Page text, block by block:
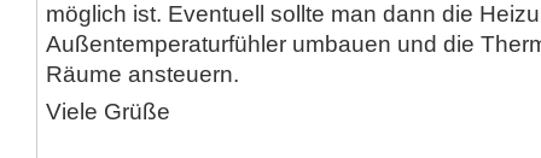
möglich ist. Eventuell sollte man dann die
Außentemperaturfühler umbauen und die
Räume ansteuern.
Viele Grüße